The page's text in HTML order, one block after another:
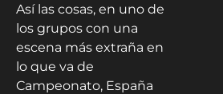
Así las cosas, en uno de
los grupos con una
escena más extraña en
lo que va de
Campeonato, España